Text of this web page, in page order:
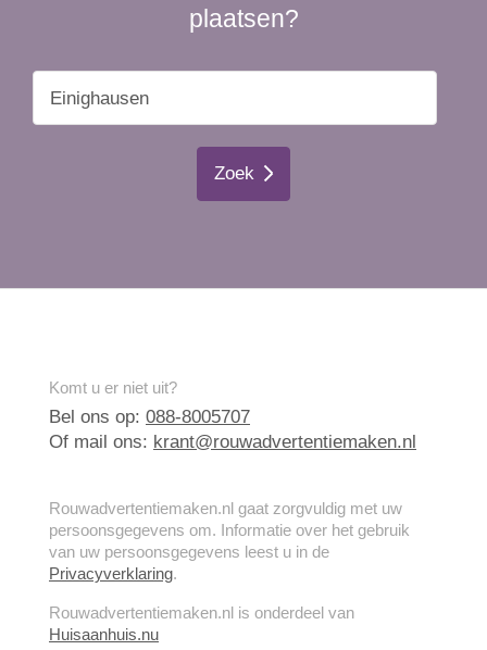
plaatsen?
Zoek
Komt u er niet uit?
Bel ons op: 088-8005707
Of mail ons: krant@rouwadvertentiemaken.nl
Rouwadvertentiemaken.nl gaat zorgvuldig met uw
persoonsgegevens om. Informatie over het gebruik
van uw persoonsgegevens leest u in de
Privacyverklaring.
Rouwadvertentiemaken.nl is onderdeel van
Huisaanhuis.nu